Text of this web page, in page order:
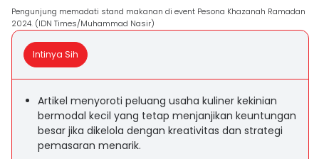
Pengunjung memadati stand makanan di event Pesona Khazanah Ramadan
2024. (IDN Times/Muhammad Nasir)
Intinya Sih
Artikel menyoroti peluang usaha kuliner kekinian
bermodal kecil yang tetap menjanjikan keuntungan
besar jika dikelola dengan kreativitas dan strategi
pemasaran menarik.